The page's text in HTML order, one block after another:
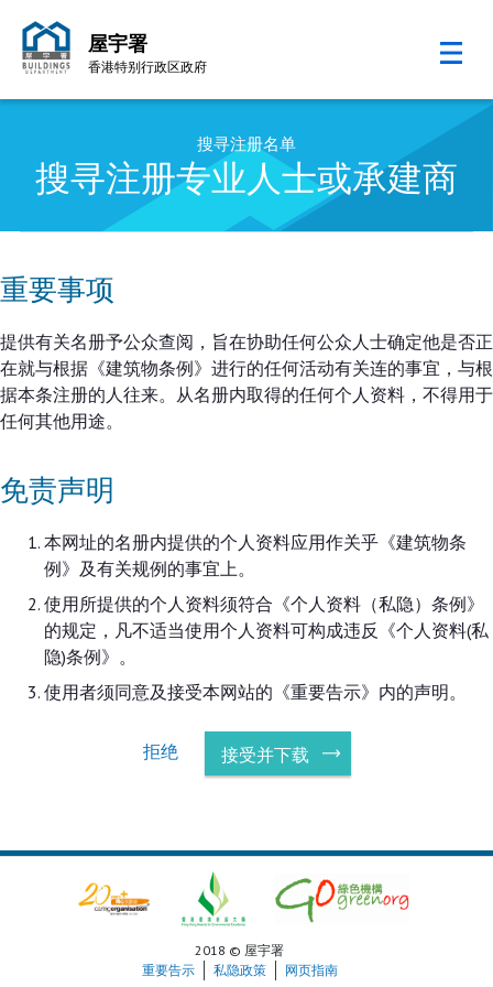
屋宇署
香港特别行政区政府
搜寻注册名单
搜寻注册专业人士或承建商
重要事项
提供有关名册予公众查阅，旨在协助任何公众人士确定他是否正
在就与根据《建筑物条例》进行的任何活动有关连的事宜，与根
据本条注册的人往来。从名册内取得的任何个人资料，不得用于
任何其他用途。
免责声明
本网址的名册内提供的个人资料应用作关乎《建筑物条
例》及有关规例的事宜上。
使用所提供的个人资料须符合《个人资料（私隐）条例》
的规定，凡不适当使用个人资料可构成违反《个人资料(私
隐)条例》。
使用者须同意及接受本网站的《重要告示》内的声明。
拒绝 接受并下载
2018 © 屋宇署
重要告示
私隐政策 网页指南